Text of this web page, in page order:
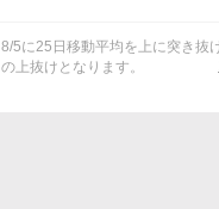
8/5に25日移動平均を上に突き抜
の上抜けとなります。